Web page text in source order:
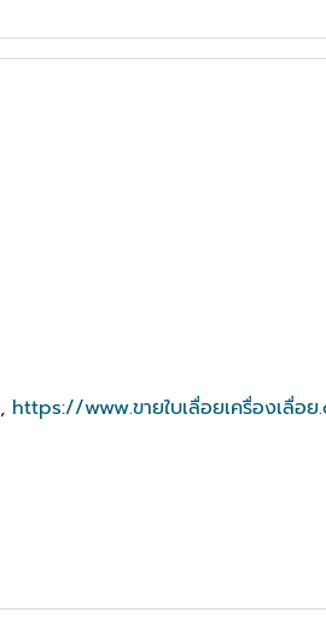
, https://www.ขายใบเลื่อยเครื่องเลื่อย